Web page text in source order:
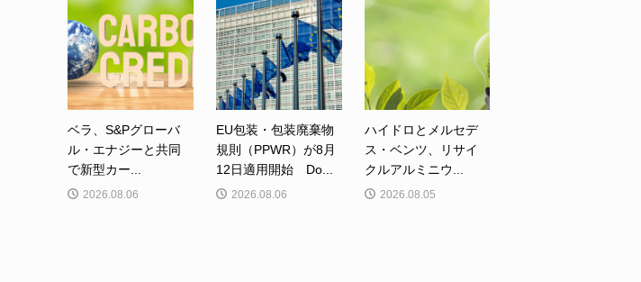
ベラ、S&Pグローバ
ル・エナジーと共同
で新型カー...
2026.08.06
EU包装・包装廃棄物
規則（PPWR）が8月
12日適用開始 Do...
2026.08.06
ハイドロとメルセデ
ス・ベンツ、リサイ
クルアルミニウ...
2026.08.05